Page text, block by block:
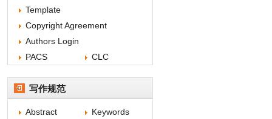
Template
Copyright Agreement
Authors Login
PACS
CLC
写作规范
Abstract
Keywords